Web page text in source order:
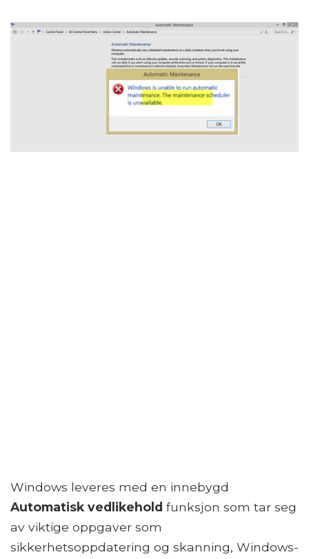
Windows leveres med en innebygd
Automatisk vedlikehold funksjon som tar seg
av viktige oppgaver som
sikkerhetsoppdatering og skanning, Windows-